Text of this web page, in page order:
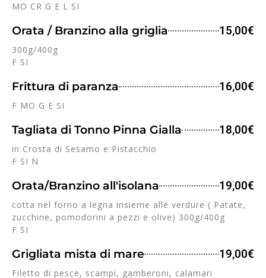
MO CR G E L SI
Orata / Branzino alla griglia 15,00€
300g/400g
F SI
Frittura di paranza 16,00€
F MO G E SI
Tagliata di Tonno Pinna Gialla 18,00€
in Crosta di Sesamo e Pistacchio
F SI N
Orata/Branzino all'isolana 19,00€
cotta nel forno a legna insieme alle verdure ( Patate,
zucchine, pomodorini a pezzi e olive) 300g/400g
F SI
Grigliata mista di mare 19,00€
Filetto di pesce, scampi, gamberoni, calamari